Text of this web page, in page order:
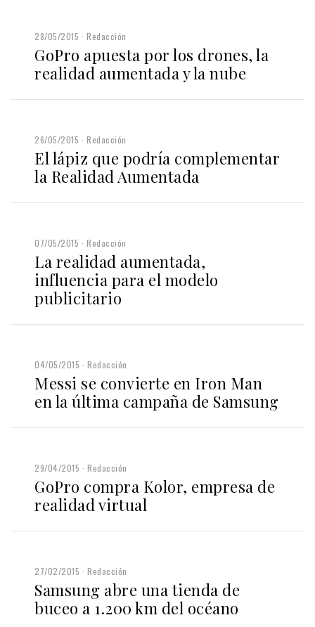
28/05/2015 Redacción
GoPro apuesta por los drones, la
realidad aumentada y la nube
26/05/2015 Redacción
El lápiz que podría complementar
la Realidad Aumentada
07/05/2015 Redacción
La realidad aumentada,
influencia para el modelo
publicitario
04/05/2015 Redacción
Messi se convierte en Iron Man
en la última campaña de Samsung
29/04/2015 Redacción
GoPro compra Kolor, empresa de
realidad virtual
27/02/2015 Redacción
Samsung abre una tienda de
buceo a 1.200 km del océano